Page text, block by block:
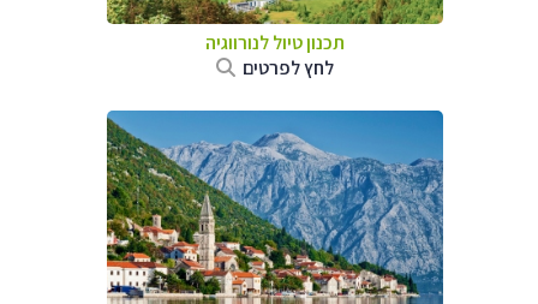
תכנון טיול לנורווגיה
לחץ לפרטים